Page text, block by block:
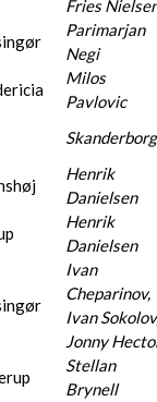
Fries
Parimarjan
Negi
Milos
Pavlovic
Skanderborg
Henrik
Danielsen
Henrik
Danielsen
Ivan
Cheparinov,
Ivan
Jonny
Stellan
Brynell